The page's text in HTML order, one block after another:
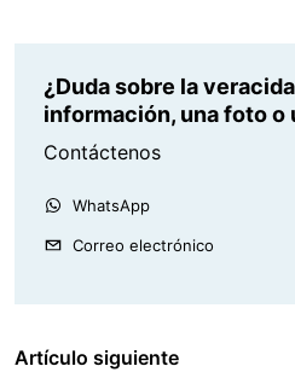
¿Duda sobre la
información, una foto o
Contáctenos
WhatsApp
Correo electrónico
Artículo siguiente